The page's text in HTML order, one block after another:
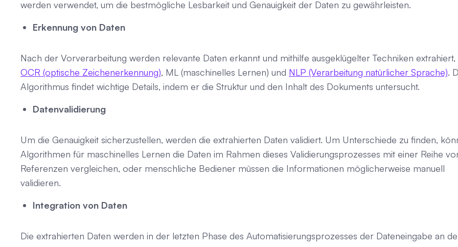
werden verwendet, um die bestmögliche Lesbarkeit und Genauigkeit der Daten zu gewährleisten.
Erkennung von Daten
Nach der Vorverarbeitung werden relevante Daten erkannt und mithilfe ausgeklügelter Techniken extrahiert,
OCR (optische Zeichenerkennung), ML (maschinelles Lernen) und NLP (Verarbeitung natürlicher Sprache).
Algorithmus findet wichtige Details, indem er die Struktur und den Inhalt des Dokuments untersucht.
Datenvalidierung
Um die Genauigkeit sicherzustellen, werden die extrahierten Daten validiert. Um Unterschiede zu finden,
Algorithmen für maschinelles Lernen die Daten im Rahmen dieses Validierungsprozesses mit einer Reihe
Referenzen vergleichen, oder menschliche Bediener müssen die Informationen möglicherweise manuell
validieren.
Integration von Daten
Die extrahierten Daten werden in der letzten Phase des Automatisierungsprozesses der Dateneingabe an